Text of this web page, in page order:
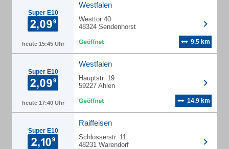
Super E10
heute 15:45 Uhr
Westfalen
Westtor 40
48324 Sendenhorst
9.5 km
Super E10
heute 17:40 Uhr
Westfalen
Hauptstr. 19
59227 Ahlen
14.9 km
Super E10
Raiffeisen
Schlosserstr. 11
48231 Warendorf